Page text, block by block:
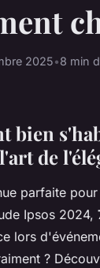
2025•8 min
bien
de
parfaite
Ipsos 2024,
lors
?